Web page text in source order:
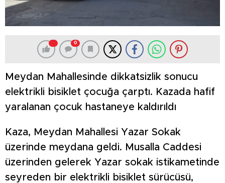
0
Meydan Mahallesinde dikkatsizlik sonucu
elektrikli bisiklet çocuğa çarptı. Kazada hafif
yaralanan çocuk hastaneye kaldırıldı
Kaza, Meydan Mahallesi Yazar Sokak
üzerinde meydana geldi. Musalla Caddesi
üzerinden gelerek Yazar sokak istikametinde
seyreden bir elektrikli bisiklet sürücüsü,